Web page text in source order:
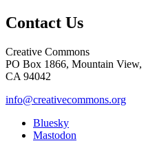
Contact Us
Creative Commons
PO Box 1866, Mountain View,
CA 94042
info@creativecommons.org
Bluesky
Mastodon